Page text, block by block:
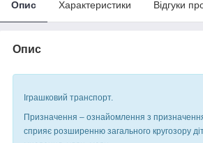
Опис Характеристики Відгуки
Опис
Іграшковий транспорт.
Призначення – ознайомлення з
сприяє розширенню загального кругозору